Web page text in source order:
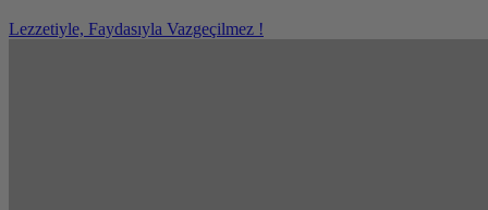
Lezzetiyle, Faydasıyla Vazgeçilmez !